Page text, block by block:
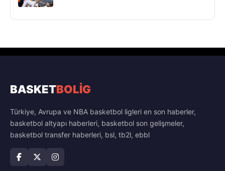
BASKETBOLİG
Türkiye, Avrupa ve NBA basketbol ligleri en son haberler,
basketbol altyapı haberleri, basketbol son gelişmeler,
basketbol transfer haberleri, bsl, tb2l, ebbl